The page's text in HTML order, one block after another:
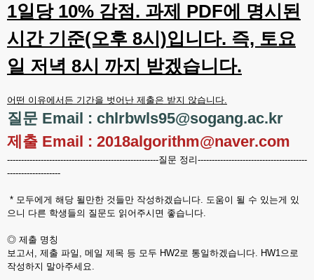
1일당 10% 감점. 과제 PDF에 명시된
시간 기준(오후 8시)입니다. 즉, 토요
일 저녁 8시 까지 받겠습니다.
어떤 이유에서든 기간을 벗어난 제출은 받지 않습니다.
질문 Email : chlrbwls95@sogang.ac.kr
제출 Email : 2018algorithm@naver.com
------------------------------------------------------질문 정리---------------------------------------
-------------------
* 모두에게 해당 될만한 것들만 작성하겠습니다. 도움이 될 수 있는게 있
으니 다른 학생들의 질문도 읽어주시면 좋습니다.
◎ 제출 명칭
보고서, 제출 파일, 메일 제목 등 모두 HW2로 통일하겠습니다. HW1으로
작성하지 말아주세요.